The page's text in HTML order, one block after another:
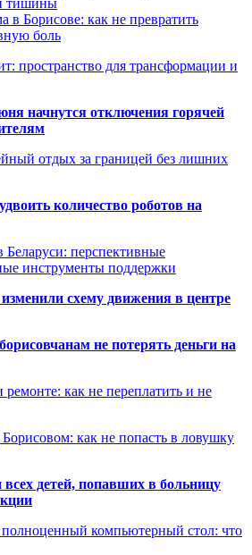
в Борисове: как не превратить
боль
пространство для трансформации и
начнутся отключения горячей
отдых за границей без лишних
количество роботов на
Беларуси: перспективные
инструменты поддержки
схему движения в центре
не потерять деньги на
как не переплатить и не
как не попасть в ловушку
детей, попавших в больницу
полноценный компьютерный стол: что